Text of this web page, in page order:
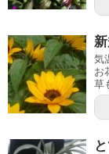
気
お
草